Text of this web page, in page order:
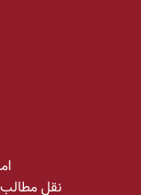
نقل